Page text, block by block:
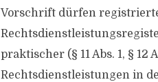
Vorschrift dürfen
praktischer (§ 11 Abs. 1, §
Rechtsdienstleistungen in